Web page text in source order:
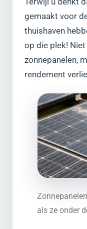
gemaakt voor
thuishaven
op die plek!
zonnepanelen,
rendement
als ze onder